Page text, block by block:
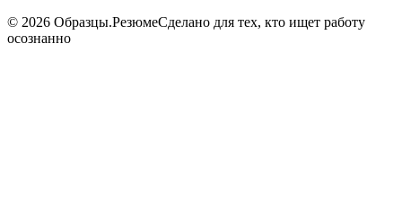
© 2026 Образцы.РезюмеСделано для тех, кто ищет работу
осознанно